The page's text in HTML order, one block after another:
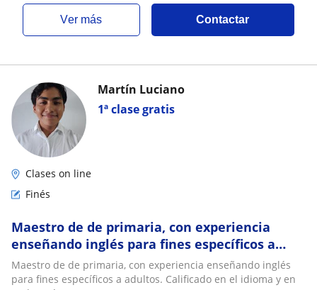
ver más Contactar
1ª clase gratis
Martín Luciano
Clases on line
Finés
Maestro de de primaria, con experiencia
enseñando inglés para fines específicos a
adultos. Calificado en el idioma y en
pedagogía
Maestro de de primaria, con experiencia enseñando inglés
para fines específicos a adultos. Calificado en el idioma y en